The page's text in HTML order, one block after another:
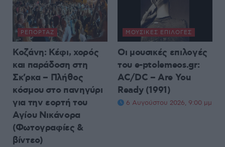
ΡΕΠΟΡΤΆΖ
Κοζάνη: Κέφι, χορός
και παράδοση στη
Σκ’ρκα – Πλήθος
κόσμου στο πανηγύρι
για την εορτή του
Αγίου Νικάνορα
(Φωτογραφίες &
βίντεο)
ΜΟΥΣΙΚΈΣ ΕΠΙΛΟΓΈΣ
Οι μουσικές επιλογές
του e-ptolemeos.gr:
AC/DC – Are You
Ready (1991)
6 Αυγούστου 2026, 9:00 μμ